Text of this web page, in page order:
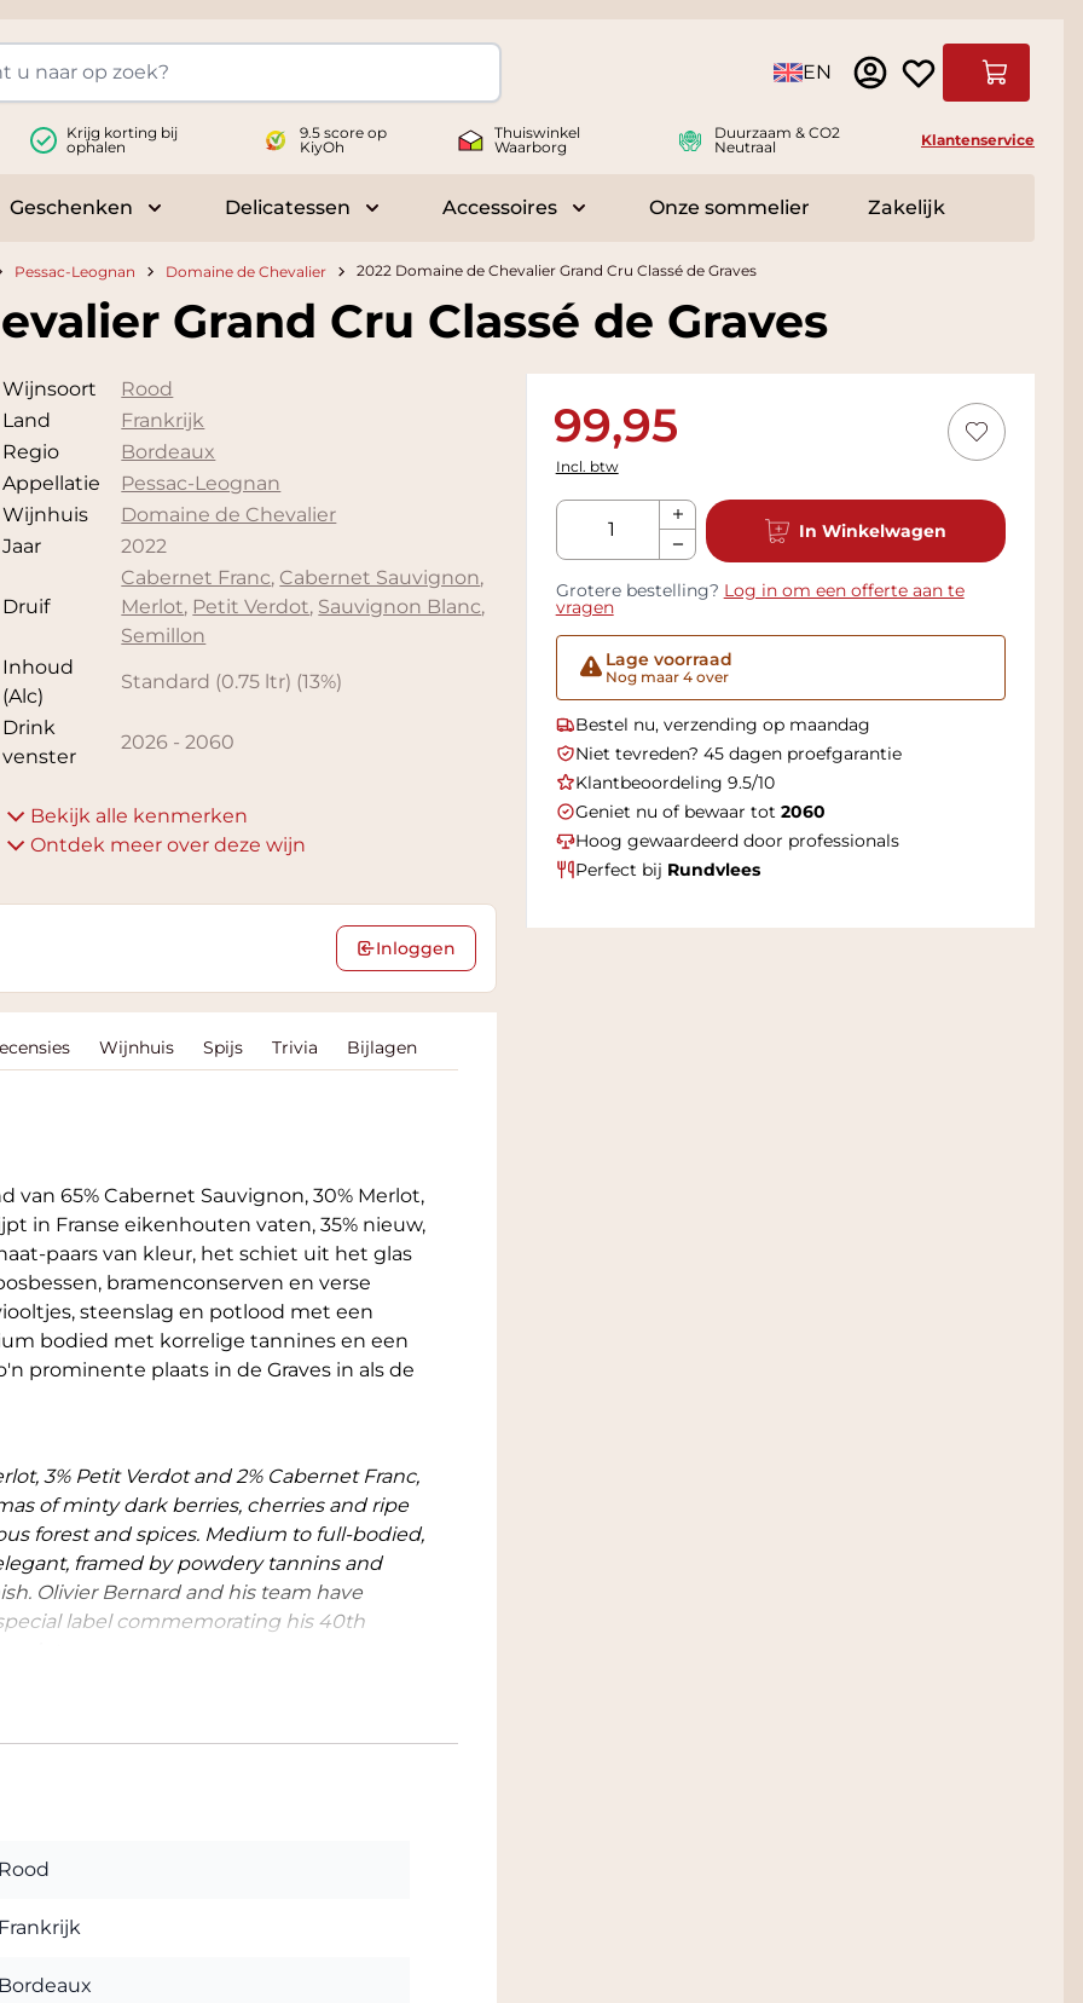
Taal EN
Krijg korting bij
ophalen
9.5 score op
KiyOh
Thuiswinkel
Waarborg
Duurzaam & CO2
Neutraal
Klantenservice
for Wijnen
Geschenken
Toggle submenu for Geschenken
Delicatessen
Toggle submenu for Delicatessen
Accessoires
Toggle submenu for Accessoires
Onze sommelier Zakelijk
Pessac-Leognan Domaine de Chevalier 2022 Domaine de Chevalier Grand Cru Classé de Graves
Grand Cru Classé de Graves
Wijnsoort
Rood
Land
Frankrijk
Regio
Bordeaux
Appellatie
Pessac-Leognan
Wijnhuis
Domaine de Chevalier
Jaar
2022
Druif
Cabernet Franc, Cabernet Sauvignon,
Merlot, Petit Verdot, Sauvignon Blanc,
Semillon
Inhoud
(Alc)
Standard (0.75 ltr) (13%)
Drink
venster
2026 -2060
Bekijk alle kenmerken
Ontdek meer over deze wijn
99,95
Incl. btw
Aantal
In Winkelwagen
Grotere bestelling? Log in om een offerte aan te
vragen
Lage voorraad
Nog maar 4 over
Bestel nu, verzending op maandag
Niet tevreden? 45 dagen proefgarantie
Klantbeoordeling 9.5/10
Geniet nu of bewaar tot 2060
Hoog gewaardeerd door professionals
Perfect bij Rundvlees
Inloggen
Wijnhuis Spijs Trivia Bijlagen
van 65% Cabernet Sauvignon, 30% Merlot,
in Franse eikenhouten vaten, 35% nieuw,
paars van kleur, het schiet uit het glas
bramenconserven en verse
steenslag en potlood met een
bodied met korrelige tannines en een
prominente plaats in de Graves in als de
3% Petit Verdot and 2% Cabernet Franc,
of minty dark berries, cherries and ripe
forest and spices. Medium to full-bodied,
framed by powdery tannins and
Olivier Bernard and his team have
label commemorating his 40th
Rood
Frankrijk
Bordeaux